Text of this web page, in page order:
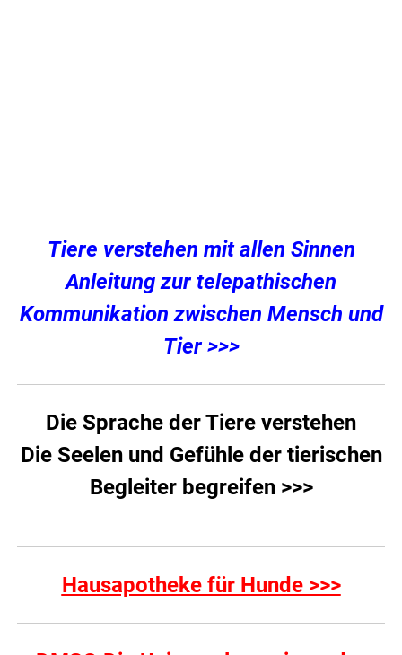
Tiere verstehen mit allen Sinnen
Anleitung zur telepathischen
Kommunikation zwischen Mensch und
Tier >>>
Die Sprache der Tiere verstehen
Die Seelen und Gefühle der tierischen
Begleiter begreifen >>>
Hausapotheke für Hunde >>>